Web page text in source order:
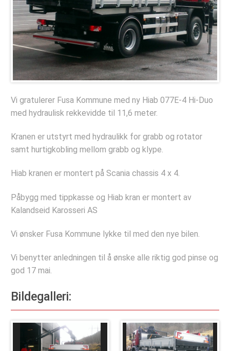
Hydraulisk Hurtiglåssystem
Lastesikring
Tømmerbanker
Komponenter
Verkstedet
Bestill verkstedtime
Bestill årskontroll
Selskapet
Referanseprosjekter
Bildegalleri
Kontakt oss
Vi gratulerer Fusa Kommune med ny Hiab 077E-4 Hi-Duo
med hydraulisk rekkevidde til 11,6 meter.
Kranen er utstyrt med hydraulikk for grabb og rotator
samt hurtigkobling mellom grabb og klype.
Hiab kranen er montert på Scania chassis 4 x 4.
Påbygg med tippkasse og Hiab kran er montert av
Kalandseid Karosseri AS
Vi ønsker Fusa Kommune lykke til med den nye bilen.
Vi benytter anledningen til å ønske alle riktig god pinse og
god 17 mai.
Bildegalleri: